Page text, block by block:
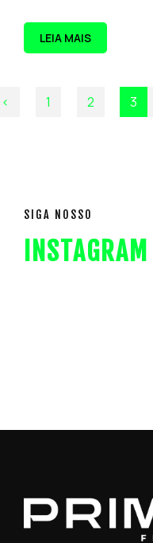
LEIA MAIS
‹ 1 2 3
SIGA NOSSO
INSTAGRAM